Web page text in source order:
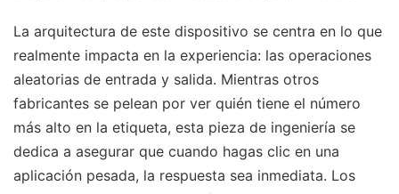
La arquitectura de este dispositivo se centra en lo que
realmente impacta en la experiencia: las operaciones
aleatorias de entrada y salida. Mientras otros
fabricantes se pelean por ver quién tiene el número
más alto en la etiqueta, esta pieza de ingeniería se
dedica a asegurar que cuando hagas clic en una
aplicación pesada, la respuesta sea inmediata. Los